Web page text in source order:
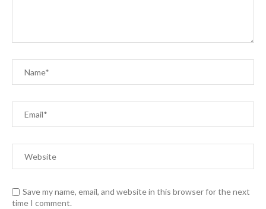
Save my name, email, and website in this browser for the next
time I comment.